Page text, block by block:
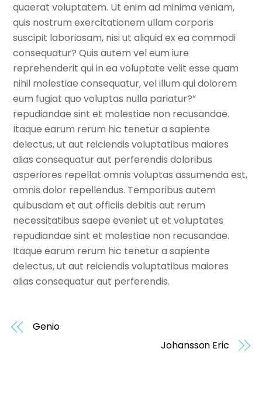
quaerat voluptatem. Ut enim ad minima veniam,
quis nostrum exercitationem ullam corporis
suscipit laboriosam, nisi ut aliquid ex ea commodi
consequatur? Quis autem vel eum iure
reprehenderit qui in ea voluptate velit esse quam
nihil molestiae consequatur, vel illum qui dolorem
eum fugiat quo voluptas nulla pariatur?”
repudiandae sint et molestiae non recusandae.
Itaque earum rerum hic tenetur a sapiente
delectus, ut aut reiciendis voluptatibus maiores
alias consequatur aut perferendis doloribus
asperiores repellat omnis voluptas assumenda est,
omnis dolor repellendus. Temporibus autem
quibusdam et aut officiis debitis aut rerum
necessitatibus saepe eveniet ut et voluptates
repudiandae sint et molestiae non recusandae.
Itaque earum rerum hic tenetur a sapiente
delectus, ut aut reiciendis voluptatibus maiores
alias consequatur aut perferendis.
Genio
Johansson Eric